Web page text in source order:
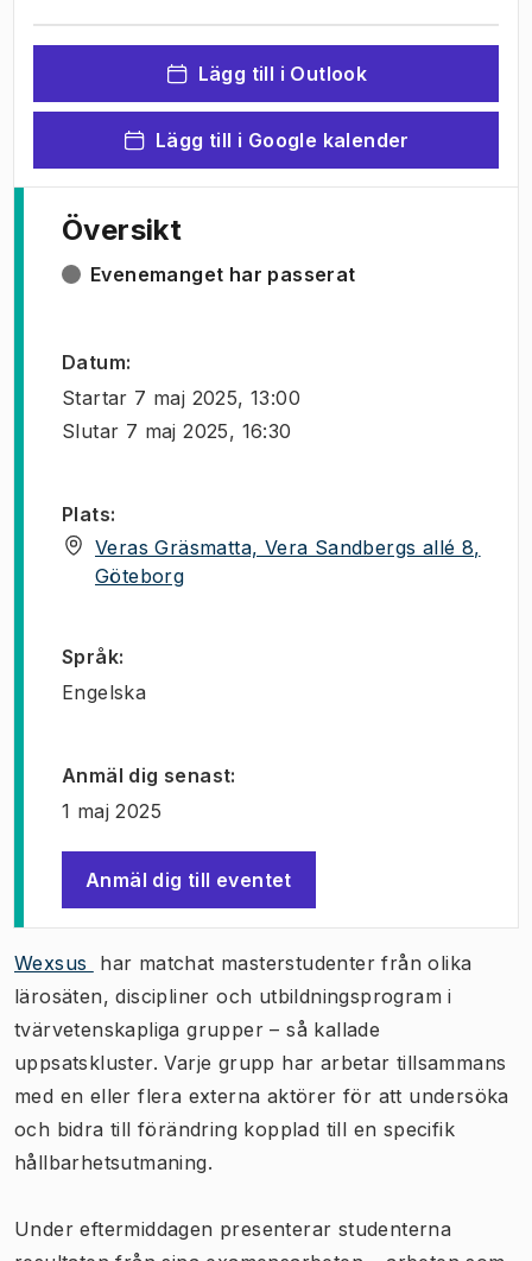
Lägg till i Outlook
Lägg till i Google kalender
Översikt
Evenemanget har passerat
Datum:
Startar 7 maj 2025, 13:00
Slutar 7 maj 2025, 16:30
Plats:
Veras Gräsmatta, Vera Sandbergs allé 8,
Göteborg(
Språk:
Engelska
Anmäl dig senast:
1 maj 2025
Anmäl dig till eventet
(Öppnas i ny flik
Wexsus
har matchat masterstudenter från olika
lärosäten, discipliner och utbildningsprogram i
tvärvetenskapliga grupper – så kallade
uppsatskluster. Varje grupp har arbetar tillsammans
med en eller flera externa aktörer för att undersöka
och bidra till förändring kopplad till en specifik
hållbarhetsutmaning.
Under eftermiddagen presenterar studenterna